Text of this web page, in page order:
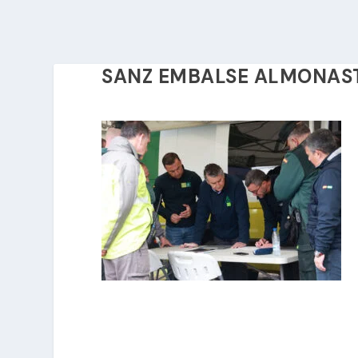
SANZ EMBALSE